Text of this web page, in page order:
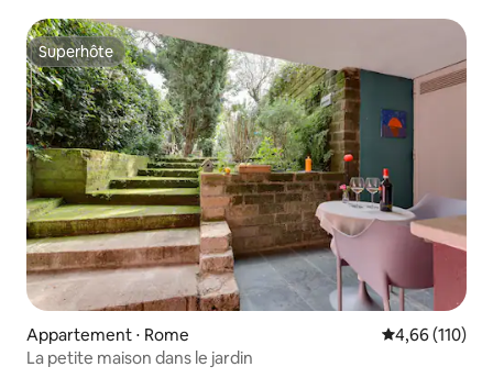
Superhôte
Superhôte
Appartement ⋅ Rome Évaluation
4,66 (110)
La petite maison dans le jardin